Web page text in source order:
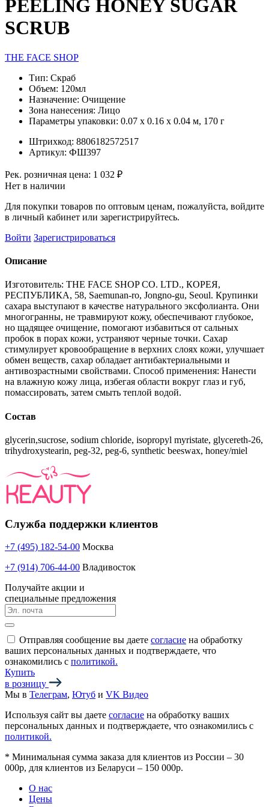
PEELING HONEY SUGAR
SCRUB
THE FACE SHOP
Тип: Скраб
Объем: 120мл
Назначение: Очищение
Зона нанесения: Лицо
Параметры упаковки: 0.07 x 0.16 x 0.04 м, 170 г
Штрихкод: 8806182572517
Артикул: ФШ397
Рек. розничная цена: 1 032 ₽
Нет в наличии
Для покупки товаров по оптовым ценам, пожалуйста, войдите
в личный кабинет или зарегистрируйтесь.
Войти Зарегистрироваться
Описание
Изготовитель: THE FACE SHOP CO. LTD., КОРЕЯ,
РЕСПУБЛИКА, 58, Saemunan-ro, Jongno-gu, Seoul. Крупинки
сахара выступают в качестве натурального эксфолианта. Они
многогранны, не травмируют кожу, обеспечивают глубокое,
но щадящее очищение, помогают избавиться от сальных
пробок в порах кожи, устраняют черные точки. Сахар
стимулирует кровообращение в верхних слоях кожи, улучшает
обмен веществ, сахар обладает антибактериальными и
антивозрастными свойствами. Способ применения: Нанести
на влажную кожу лица, избегая области вокруг глаз и губ,
помассировать, затем смыть теплой водой.
Состав
glycerin,sucrose, sodium chloride, isopropyl myristate, glycereth-26,
trihydroxystearin, peg-32, peg-6, synthetic beeswax, honey/miel
Служба поддержки клиентов
+7 (495) 182-54-00 Москва
+7 (914) 706-44-00 Владивосток
Получайте акции и
специальные предложения
Отправляя сообщение вы даете согласие на обработку
ваших персональных данных и подтверждаете, что
ознакомились с политикой.
Купить
в розницу
Мы в Телеграм, Ютуб и VK Видео
Используя сайт вы даете согласие на обработку ваших
персональных данных и подтверждаете, что ознакомились с
политикой.
* Минимальная сумма заказа для клиентов из России – 30
000р, для клиентов из Беларуси – 150 000р.
О нас
Цены